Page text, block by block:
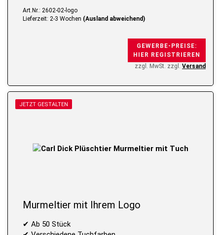
Art.Nr.: 2602-02-logo
Lieferzeit: 2-3 Wochen (Ausland abweichend)
GEWERBE-PREISE:
HIER REGISTRIEREN
zzgl. MwSt. zzgl. Versand
JETZT GESTALTEN
Murmeltier mit Ihrem Logo
✔ Ab 50 Stück